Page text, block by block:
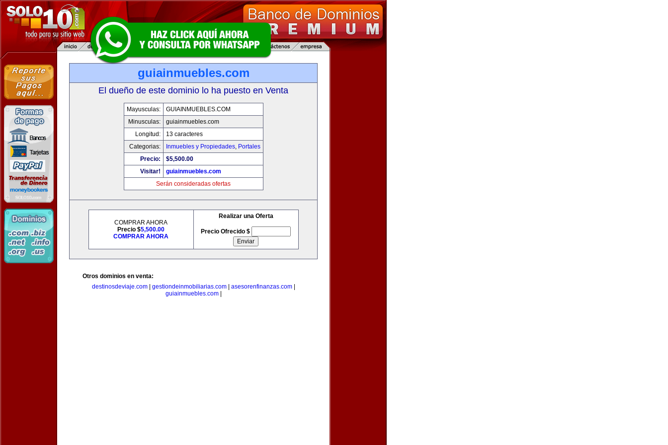
guiainmuebles.com
El dueño de este dominio lo ha puesto en Venta
Mayusculas:
GUIAINMUEBLES.COM
Minusculas:
guiainmuebles.com
Longitud:
13 caracteres
Categorias:
Inmuebles y Propiedades, Portales
Precio:
$5,500.00
Visitar!
guiainmuebles.com
Serán consideradas ofertas
COMPRAR AHORA
Precio $5,500.00
COMPRAR AHORA
Realizar una Oferta
Precio Ofrecido $
Otros dominios en venta:
destinosdeviaje.com| gestiondeinmobiliarias.com| asesorenfinanzas.com|
guiainmuebles.com|